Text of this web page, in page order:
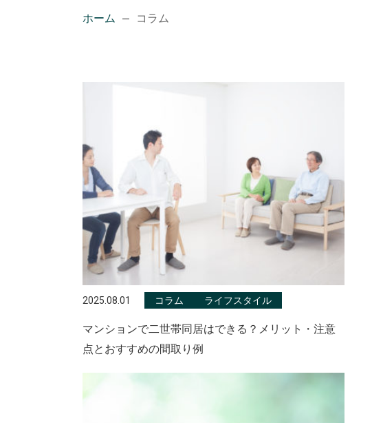
ホーム コラム
2025.08.01 コラム ライフスタイル
マンションで二世帯同居はできる？メリット・注意
点とおすすめの間取り例